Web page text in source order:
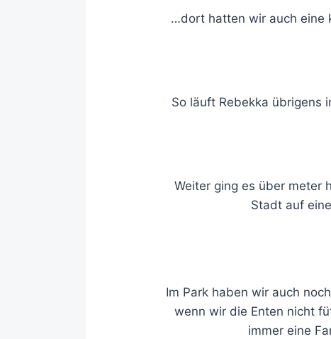
…dort hatten wir auch eine
So läuft Rebekka übrigens
Weiter ging es über meter
Stadt auf
Im Park haben wir auch
wenn wir die Enten nicht
immer eine